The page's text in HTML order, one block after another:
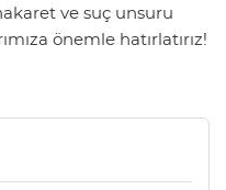
ve suç unsuru
önemle hatırlatırız!